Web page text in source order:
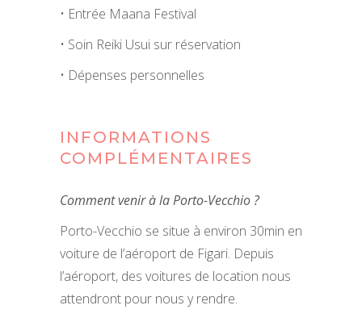
• Entrée Maana Festival
• Soin Reiki Usui sur réservation
• Dépenses personnelles
INFORMATIONS
COMPLÉMENTAIRES
Comment venir à la Porto-Vecchio ?
Porto-Vecchio se situe à environ 30min en
voiture de l’aéroport de Figari. Depuis
l’aéroport, des voitures de location nous
attendront pour nous y rendre.